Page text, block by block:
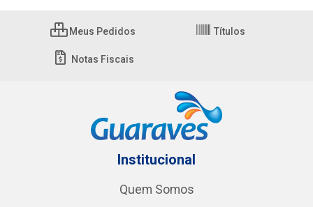
Meus Pedidos Títulos
Notas Fiscais
Institucional
Quem Somos